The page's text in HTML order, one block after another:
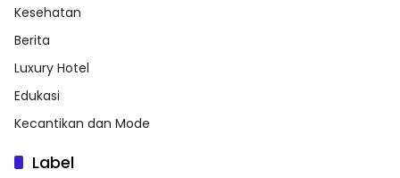
Kesehatan
Berita
Luxury Hotel
Edukasi
Kecantikan dan Mode
Label